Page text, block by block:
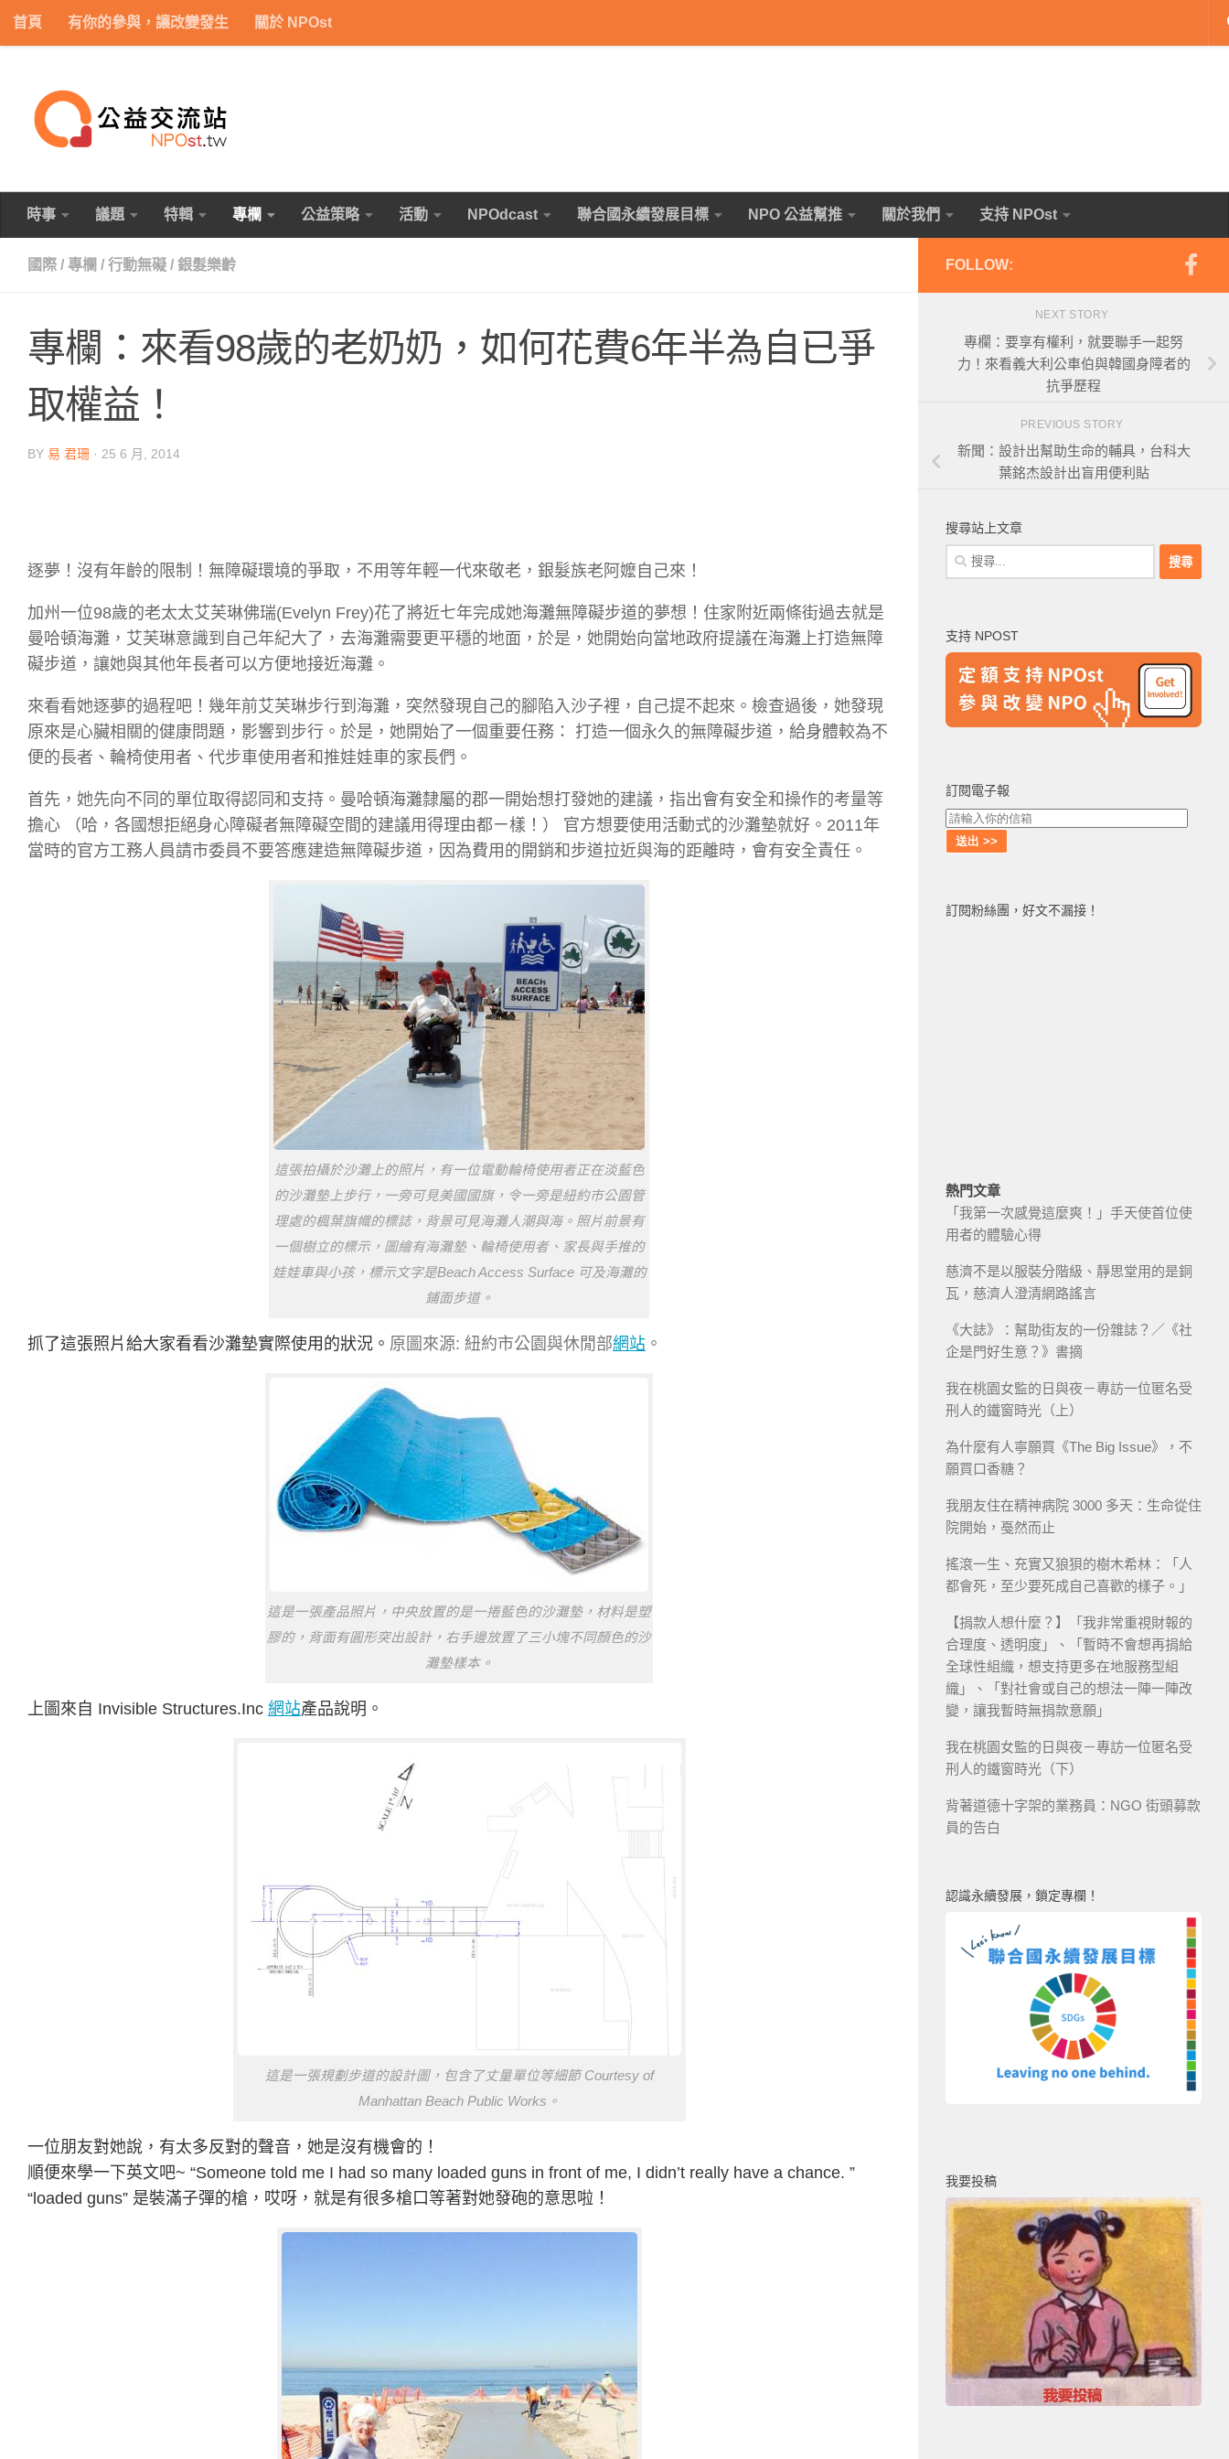
Skip to content
首頁 有你的參與，讓改變發生 關於 NPOst
時事 議題 特輯 專欄 公益策略 活動 NPOdcast 聯合國永續發展目標 NPO 公益幫推 關於我們 支持 NPOst
國際 / 專欄 / 行動無礙 / 銀髮樂齡
專欄：來看98歲的老奶奶，如何花費6年半為自已爭
取權益！
BY 易 君珊 · 25 6 月, 2014
逐夢！沒有年齡的限制！無障礙環境的爭取，不用等年輕一代來敬老，銀髮族老阿嬤自己來！
加州一位98歲的老太太艾芙琳佛瑞(Evelyn Frey)花了將近七年完成她海灘無障礙步道的夢想！住家附近兩條街過去就是
曼哈頓海灘，艾芙琳意識到自己年紀大了，去海灘需要更平穩的地面，於是，她開始向當地政府提議在海灘上打造無障
礙步道，讓她與其他年長者可以方便地接近海灘。
來看看她逐夢的過程吧！幾年前艾芙琳步行到海灘，突然發現自己的腳陷入沙子裡，自己提不起來。檢查過後，她發現
原來是心臟相關的健康問題，影響到步行。於是，她開始了一個重要任務： 打造一個永久的無障礙步道，給身體較為不
便的長者、輪椅使用者、代步車使用者和推娃娃車的家長們。
首先，她先向不同的單位取得認同和支持。曼哈頓海灘隸屬的郡一開始想打發她的建議，指出會有安全和操作的考量等
擔心 （哈，各國想拒絕身心障礙者無障礙空間的建議用得理由都ㄧ樣！） 官方想要使用活動式的沙灘墊就好。2011年
當時的官方工務人員請市委員不要答應建造無障礙步道，因為費用的開銷和步道拉近與海的距離時，會有安全責任。
這張拍攝於沙灘上的照片，有一位電動輪椅使用者正在淡藍色
的沙灘墊上步行，一旁可見美國國旗，令一旁是紐約市公園管
理處的楓葉旗幟的標誌，背景可見海灘人潮與海。照片前景有
一個樹立的標示，圖繪有海灘墊、輪椅使用者、家長與手推的
娃娃車與小孩，標示文字是Beach Access Surface 可及海灘的
鋪面步道。
抓了這張照片給大家看看沙灘墊實際使用的狀況。 原圖來源: 紐約市公園與休閒部網站 。
這是一張產品照片，中央放置的是一捲藍色的沙灘墊，材料是塑
膠的，背面有圓形突出設計，右手邊放置了三小塊不同顏色的沙
灘墊樣本。
上圖來自 Invisible Structures.Inc 網站產品說明。
這是一張規劃步道的設計圖，包含了丈量單位等細節 Courtesy of
Manhattan Beach Public Works。
一位朋友對她說，有太多反對的聲音，她是沒有機會的！
順便來學一下英文吧~ “Someone told me I had so many loaded guns in front of me, I didn’t really have a chance. ”
“loaded guns” 是裝滿子彈的槍，哎呀，就是有很多槍口等著對她發砲的意思啦！
FOLLOW:
NEXT STORY
專欄：要享有權利，就要聯手一起努
力！來看義大利公車伯與韓國身障者的
抗爭歷程
PREVIOUS STORY
新聞：設計出幫助生命的輔具，台科大
葉銘杰設計出盲用便利貼
搜尋站上文章
搜
尋
字:
支持 NPOST
訂閱電子報
訂閱粉絲團，好文不漏接！
熱門文章
「我第一次感覺這麼爽！」手天使首位使
用者的體驗心得
慈濟不是以服裝分階級、靜思堂用的是銅
瓦，慈濟人澄清網路謠言
《大誌》：幫助街友的一份雜誌？／《社
企是門好生意？》書摘
我在桃園女監的日與夜－專訪一位匿名受
刑人的鐵窗時光（上）
為什麼有人寧願買《The Big Issue》，不
願買口香糖？
我朋友住在精神病院 3000 多天：生命從住
院開始，戞然而止
搖滾一生、充實又狼狽的樹木希林：「人
都會死，至少要死成自己喜歡的樣子。」
【捐款人想什麼？】「我非常重視財報的
合理度、透明度」、「暫時不會想再捐給
全球性組織，想支持更多在地服務型組
織」、「對社會或自己的想法一陣一陣改
變，讓我暫時無捐款意願」
我在桃園女監的日與夜－專訪一位匿名受
刑人的鐵窗時光（下）
背著道德十字架的業務員：NGO 街頭募款
員的告白
認識永續發展，鎖定專欄！
我要投稿